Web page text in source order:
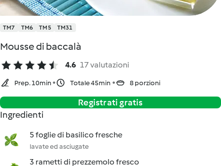
TM7 TM6 TM5 TM31
Mousse di baccalà
4.6 17 valutazioni
Prep. 10min Totale 45min 8 porzioni
Registrati gratis
Ingredienti
5 foglie di basilico fresche
lavate ed asciugate
3 rametti di prezzemolo fresco